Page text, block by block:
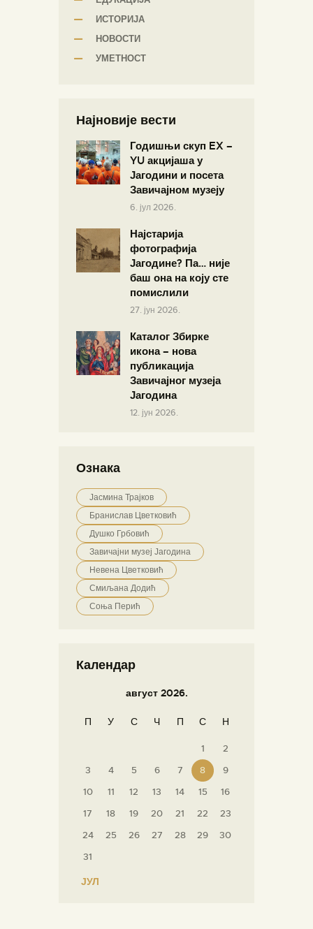
ИСТОРИЈА
НОВОСТИ
УМЕТНОСТ
Најновије вести
Годишњи скуп EX –
YU акцијаша у
Јагодини и посета
Завичајном музеју
6. јул 2026.
Најстарија
фотографија
Јагодине? Па… није
баш она на коју сте
помислили
27. јун 2026.
Каталог Збирке
икона – нова
публикација
Завичајног музеја
Јагодина
12. јун 2026.
Ознака
Јасмина Трајков
Бранислав Цветковић
Душко Грбовић
Завичајни музеј Јагодина
Невена Цветковић
Смиљана Додић
Соња Перић
Календар
август 2026.
П У С Ч П С Н
1
2
3
4 5 6 7 8
9
10
11 12 13 14 15
16
17
18 19 20 21 22
23
24
25 26 27 28 29
30
31
« ЈУЛ